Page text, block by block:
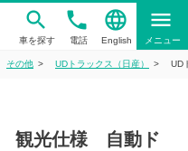
車を探す
phone
電話
language
English
menu
メニュー
その他 UDトラックス（日産） UD
観光仕様 自動ド